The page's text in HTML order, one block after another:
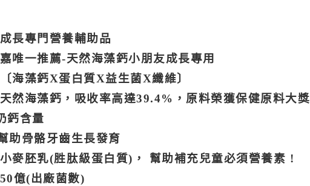
長專門營養輔助品
唯一推薦-天然海藻鈣小朋友成長專用
海藻鈣X蛋白質X益生菌X纖維〕
然海藻鈣，吸收率高達39.4%，原料榮獲保健原料大獎
鈣含量
助骨骼牙齒生長發育
麥胚乳(胜肽級蛋白質)， 幫助補充兒童必須營養素 !
億(出廠菌數)